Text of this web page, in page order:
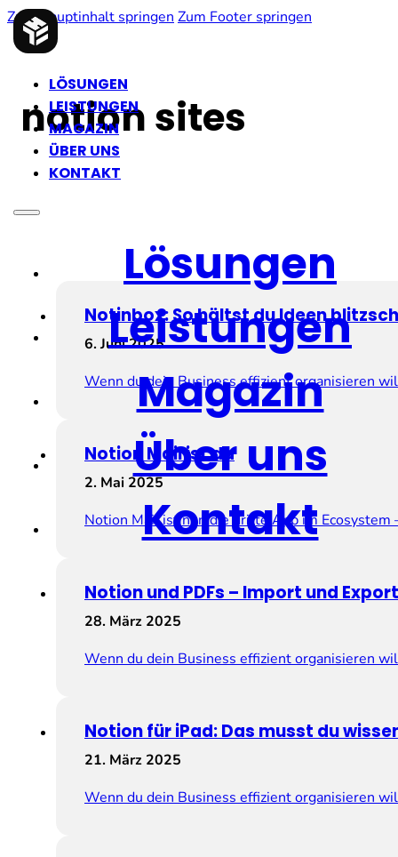
Zum Hauptinhalt springen Zum Footer springen
LÖSUNGEN
LEISTUNGEN
MAGAZIN
ÜBER UNS
KONTAKT
Lösungen
Leistungen
Magazin
Über uns
Kontakt
notion sites
Notinbox: So hältst du Ideen
6. Juni 2025
Wenn du dein Business effizient organisieren
Notion Mail ist da
2. Mai 2025
Notion Mail ist nun die dritte App im Ecosystem
Notion und PDFs – Import und
28. März 2025
Wenn du dein Business effizient organisieren
Notion für iPad: Das musst du
21. März 2025
Wenn du dein Business effizient organisieren